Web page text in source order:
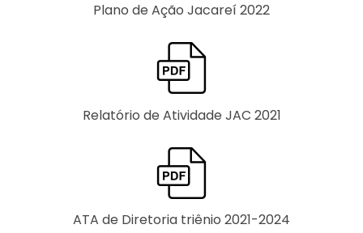
Plano de Ação Jacareí 2022
Relatório de Atividade JAC 2021
ATA de Diretoria triênio 2021-2024